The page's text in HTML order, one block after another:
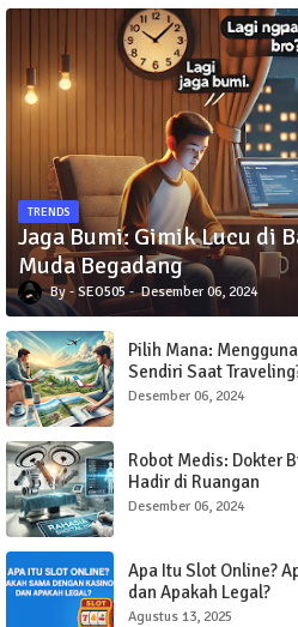
TRENDS
Jaga Bumi: Gimik Lucu di
Muda Begadang
SEO505 Desember 06, 2024
Pilih Mana:
Sendiri Saat
Desember 06, 2024
Robot Medis: Dokter
Hadir di Ruangan
Desember 06, 2024
Apa Itu Slot Online?
dan Apakah Legal?
Agustus 13, 2025